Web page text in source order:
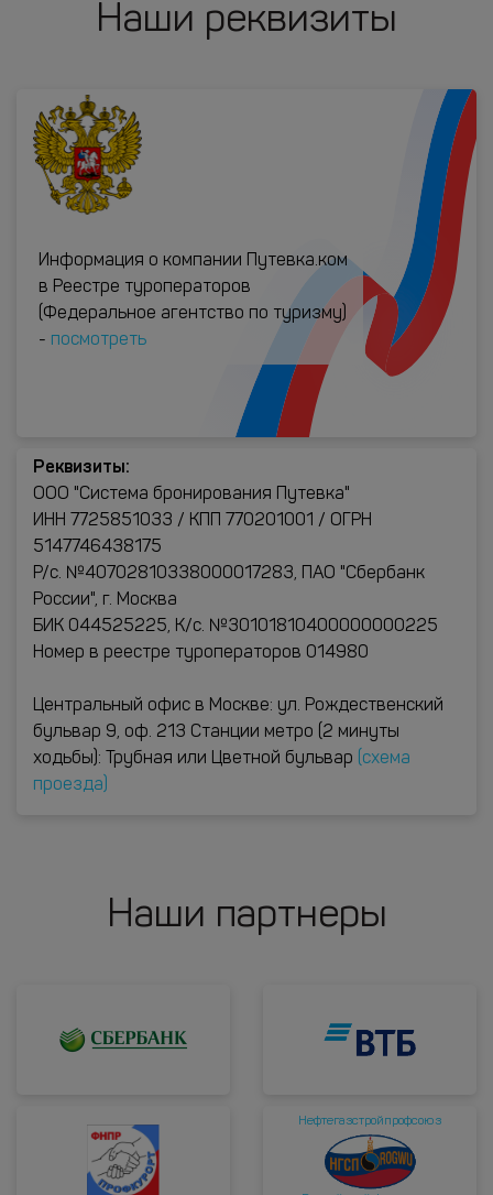
Наши реквизиты
Информация о компании Путевка.ком
в Реестре туроператоров
(Федеральное агентство по туризму)
- посмотреть
Реквизиты:
ООО "Система бронирования Путевка"
ИНН 7725851033 / КПП 770201001 / ОГРН
5147746438175
Р/с. №40702810338000017283, ПАО "Сбербанк
России", г. Москва
БИК 044525225, К/с. №30101810400000000225
Номер в реестре туроператоров 014980
Центральный офис в Москве: ул. Рождественский
бульвар 9, оф. 213 Станции метро (2 минуты
ходьбы): Трубная или Цветной бульвар
(схема
проезда)
Наши партнеры
Нефтегазстройпрофсоюз